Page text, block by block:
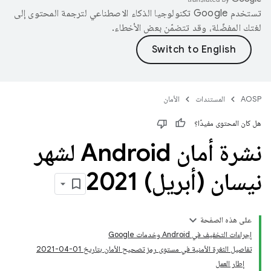
تستخدم Google تكنولوجيا الذكاء الاصطناعي لترجمة المحتوى إلى
لغتك المفضّلة، وقد تتضمّن بعض الأخطاء.
AOSP المستندات الأمان
هل كان المحتوى مفيدًا؟
نشرة أمان Android لشهر
نيسان (أبريل) 2021
على هذه الصفحة
إجراءات التخفيف في Android وخدمات Google
تفاصيل الثغرة الأمنية في مستوى رمز تصحيح الأمان بتاريخ 01‏-04‏-2021
إطار العمل